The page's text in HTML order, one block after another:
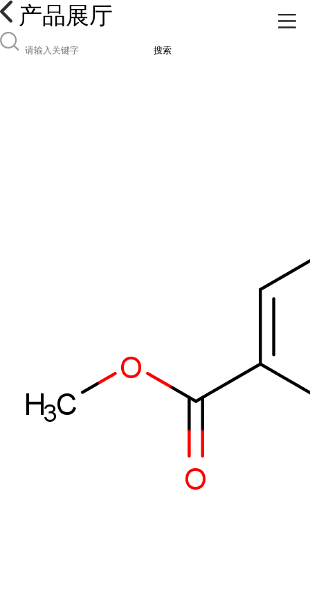
产品展厅
搜索